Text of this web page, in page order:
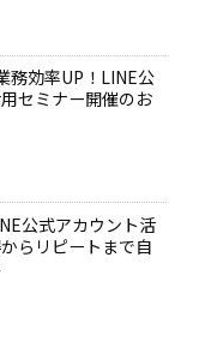
務効率UP！LINE公
セミナー開催のお
公式アカウント活
らリピートまで自